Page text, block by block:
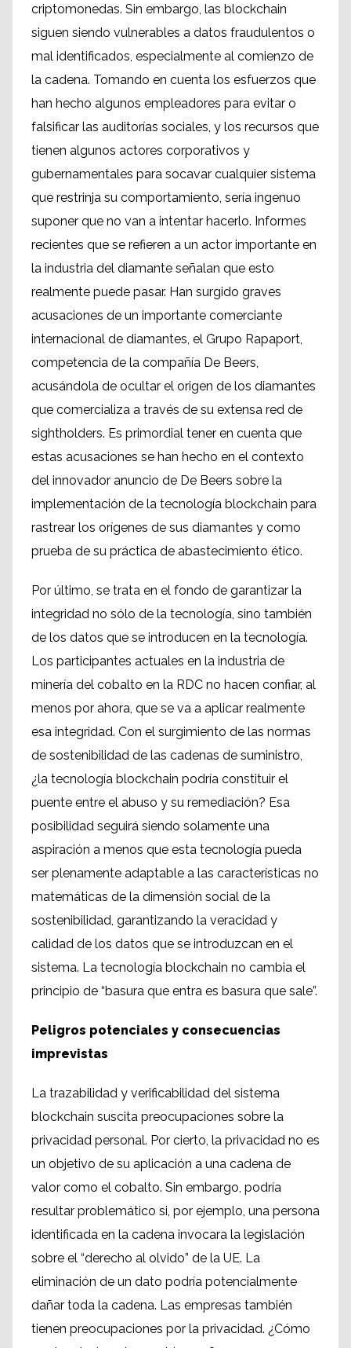
criptomonedas. Sin embargo, las blockchain
siguen siendo vulnerables a datos fraudulentos o
mal identificados, especialmente al comienzo de
la cadena. Tomando en cuenta los esfuerzos que
han hecho algunos empleadores para evitar o
falsificar las auditorías sociales, y los recursos que
tienen algunos actores corporativos y
gubernamentales para socavar cualquier sistema
que restrinja su comportamiento, sería ingenuo
suponer que no van a intentar hacerlo. Informes
recientes que se refieren a un actor importante en
la industria del diamante señalan que esto
realmente puede pasar. Han surgido graves
acusaciones de un importante comerciante
internacional de diamantes, el Grupo Rapaport,
competencia de la compañía De Beers,
acusándola de ocultar el origen de los diamantes
que comercializa a través de su extensa red de
sightholders. Es primordial tener en cuenta que
estas acusaciones se han hecho en el contexto
del innovador anuncio de De Beers sobre la
implementación de la tecnología blockchain para
rastrear los orígenes de sus diamantes y como
prueba de su práctica de abastecimiento ético.
Por último, se trata en el fondo de garantizar la
integridad no sólo de la tecnología, sino también
de los datos que se introducen en la tecnología.
Los participantes actuales en la industria de
minería del cobalto en la RDC no hacen confiar, al
menos por ahora, que se va a aplicar realmente
esa integridad. Con el surgimiento de las normas
de sostenibilidad de las cadenas de suministro,
¿la tecnología blockchain podría constituir el
puente entre el abuso y su remediación? Esa
posibilidad seguirá siendo solamente una
aspiración a menos que esta tecnología pueda
ser plenamente adaptable a las características no
matemáticas de la dimensión social de la
sostenibilidad, garantizando la veracidad y
calidad de los datos que se introduzcan en el
sistema. La tecnología blockchain no cambia el
principio de “basura que entra es basura que sale”.
Peligros potenciales y consecuencias
imprevistas
La trazabilidad y verificabilidad del sistema
blockchain suscita preocupaciones sobre la
privacidad personal. Por cierto, la privacidad no es
un objetivo de su aplicación a una cadena de
valor como el cobalto. Sin embargo, podría
resultar problemático si, por ejemplo, una persona
identificada en la cadena invocara la legislación
sobre el “derecho al olvido” de la UE. La
eliminación de un dato podría potencialmente
dañar toda la cadena. Las empresas también
tienen preocupaciones por la privacidad. ¿Cómo